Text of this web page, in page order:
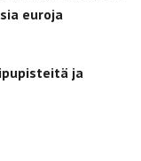
euroja
ja